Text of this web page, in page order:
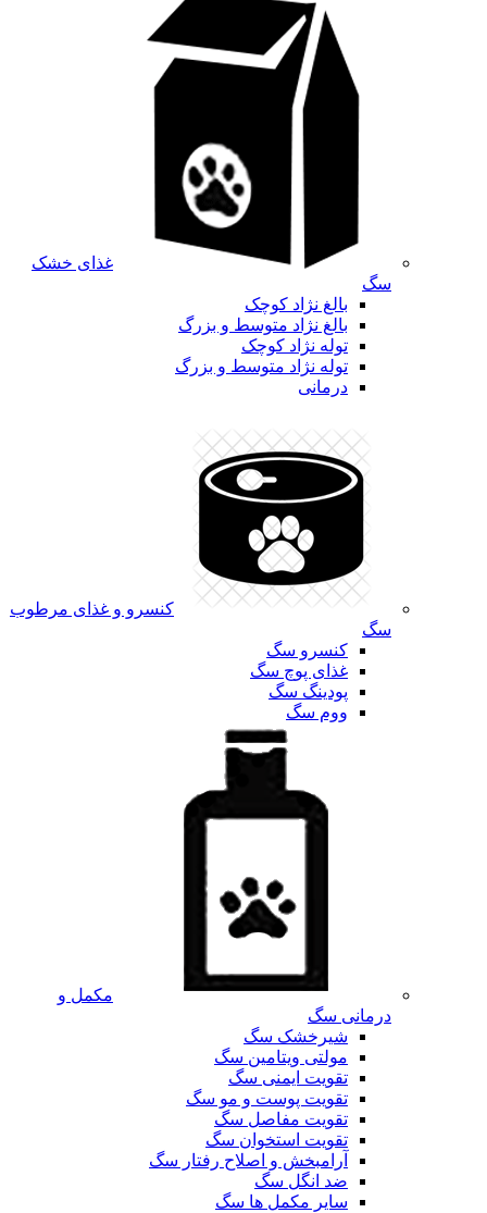
غذای خشک
سگ
بالغ نژاد کوچک
بالغ نژاد متوسط و بزرگ
توله نژاد کوچک
توله نژاد متوسط و بزرگ
درمانی
کنسرو و غذای مرطوب
سگ
کنسرو سگ
غذای پوچ سگ
پودینگ سگ
ووم سگ
مکمل و
درمانی سگ
شیرخشک سگ
مولتی ویتامین سگ
تقویت ایمنی سگ
تقویت پوست و مو سگ
تقویت مفاصل سگ
تقویت استخوان سگ
آرامبخش و اصلاح رفتار سگ
ضد انگل سگ
سایر مکمل ها سگ